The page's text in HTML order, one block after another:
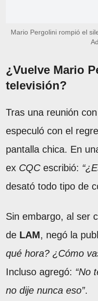
Mario Pergolini rompió el
¿Vuelve Mario
televisión?
Tras una reunión con
especuló con el
pantalla chica. En
ex CQCescribió:
desató todo tipo de
Sin embargo, al ser
de LAM, negó la
qué hora? ¿Cómo
Incluso agregó: “No
no dije nunca eso”.